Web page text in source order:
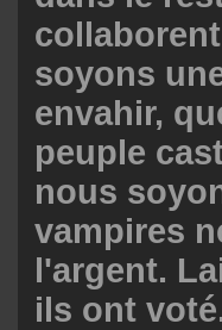
soyons
envahir,
peuple
nous
vampires
l'argent.
ils ont